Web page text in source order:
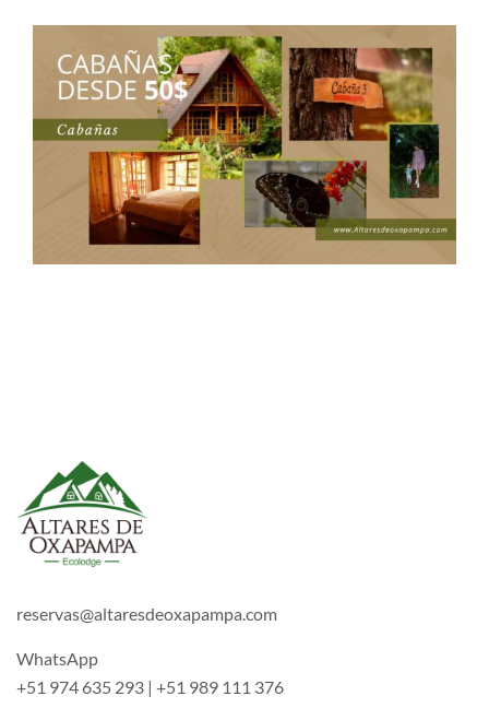
reservas@altaresdeoxapampa.com
WhatsApp
+51 974 635 293 | +51 989 111 376